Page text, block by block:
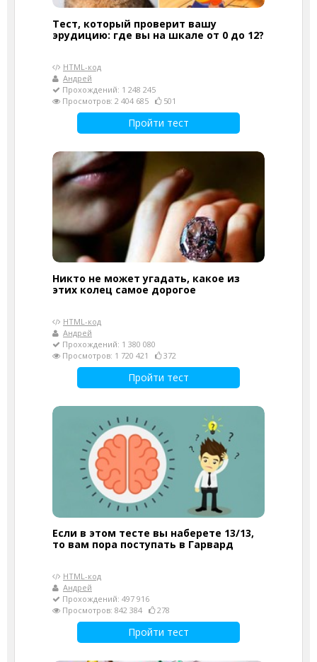
Тест, который проверит вашу
эрудицию: где вы на шкале от 0 до 12?
HTML-код
Андрей
Прохождений: 1 248 245
Просмотров: 2 404 685
501
Пройти тест
Никто не может угадать, какое из
этих колец самое дорогое
HTML-код
Андрей
Прохождений: 1 380 080
Просмотров: 1 720 421
372
Пройти тест
Если в этом тесте вы наберете 13/13,
то вам пора поступать в Гарвард
HTML-код
Андрей
Прохождений: 497 916
Просмотров: 842 384
278
Пройти тест